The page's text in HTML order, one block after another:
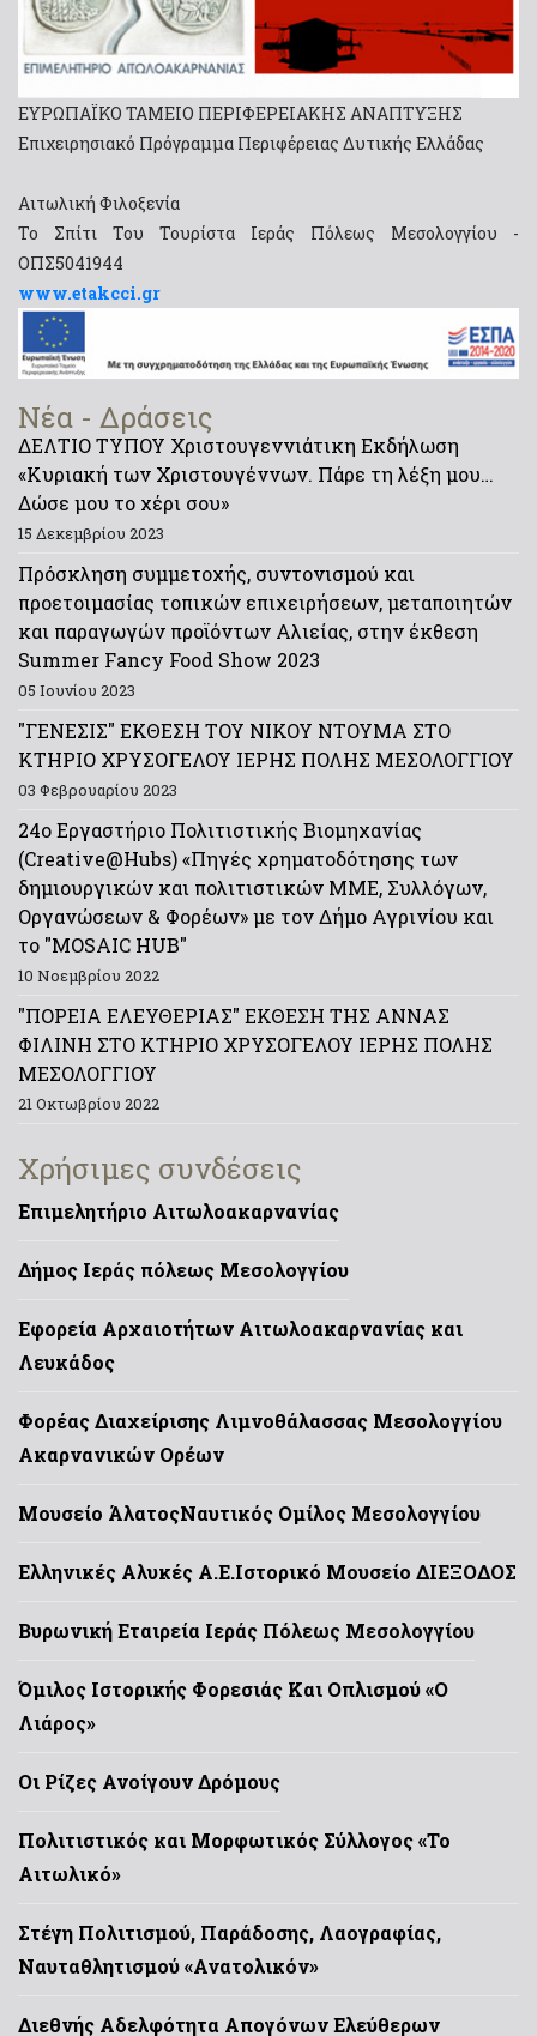
ΕΥΡΩΠΑΪΚΟ ΤΑΜΕΙΟ ΠΕΡΙΦΕΡΕΙΑΚΗΣ ΑΝΑΠΤΥΞΗΣ
Επιχειρησιακό Πρόγραμμα Περιφέρειας Δυτικής Ελλάδας
Αιτωλική Φιλοξενία
Το Σπίτι Του Τουρίστα Ιεράς Πόλεως Μεσολογγίου -
ΟΠΣ5041944
www.etakcci.gr
Νέα - Δράσεις
ΔΕΛΤΙΟ ΤΥΠΟΥ Χριστουγεννιάτικη Εκδήλωση
«Κυριακή των Χριστουγέννων. Πάρε τη λέξη μου…
Δώσε μου το χέρι σου»
15 Δεκεμβρίου 2023
Πρόσκληση συμμετοχής, συντονισμού και
προετοιμασίας τοπικών επιχειρήσεων, μεταποιητών
και παραγωγών προϊόντων Αλιείας, στην έκθεση
Summer Fancy Food Show 2023
05 Ιουνίου 2023
"ΓΕΝΕΣΙΣ" ΕΚΘΕΣΗ ΤΟΥ ΝΙΚΟΥ ΝΤΟΥΜΑ ΣΤΟ
ΚΤΗΡΙΟ ΧΡΥΣΟΓΕΛΟΥ ΙΕΡΗΣ ΠΟΛΗΣ ΜΕΣΟΛΟΓΓΙΟΥ
03 Φεβρουαρίου 2023
24ο Εργαστήριο Πολιτιστικής Βιομηχανίας
(Creative@Hubs) «Πηγές χρηματοδότησης των
δημιουργικών και πολιτιστικών ΜΜΕ, Συλλόγων,
Οργανώσεων & Φορέων» με τον Δήμο Αγρινίου και
το "MOSAIC HUB"
10 Νοεμβρίου 2022
"ΠΟΡΕΙΑ ΕΛΕΥΘΕΡΙΑΣ" ΕΚΘΕΣΗ ΤΗΣ ΑΝΝΑΣ
ΦΙΛΙΝΗ ΣΤΟ ΚΤΗΡΙΟ ΧΡΥΣΟΓΕΛΟΥ ΙΕΡΗΣ ΠΟΛΗΣ
ΜΕΣΟΛΟΓΓΙΟΥ
21 Οκτωβρίου 2022
Χρήσιμες συνδέσεις
Επιμελητήριο Αιτωλοακαρνανίας
Δήμος Ιεράς πόλεως Μεσολογγίου
Εφορεία Αρχαιοτήτων Αιτωλοακαρνανίας και
Λευκάδος
Φορέας Διαχείρισης Λιμνοθάλασσας Μεσολογγίου
Ακαρνανικών Ορέων
Μουσείο ΆλατοςΝαυτικός Ομίλος Μεσολογγίου
Ελληνικές Αλυκές Α.Ε.Ιστορικό Μουσείο ΔΙΕΞΟΔΟΣ
Βυρωνική Εταιρεία Ιεράς Πόλεως Μεσολογγίου
Όμιλος Ιστορικής Φορεσιάς Και Οπλισμού «Ο
Λιάρος»
Οι Ρίζες Ανοίγουν Δρόμους
Πολιτιστικός και Μορφωτικός Σύλλογος «Το
Αιτωλικό»
Στέγη Πολιτισμού, Παράδοσης, Λαογραφίας,
Ναυταθλητισμού «Ανατολικόν»
Διεθνής Αδελφότητα Απογόνων Ελεύθερων